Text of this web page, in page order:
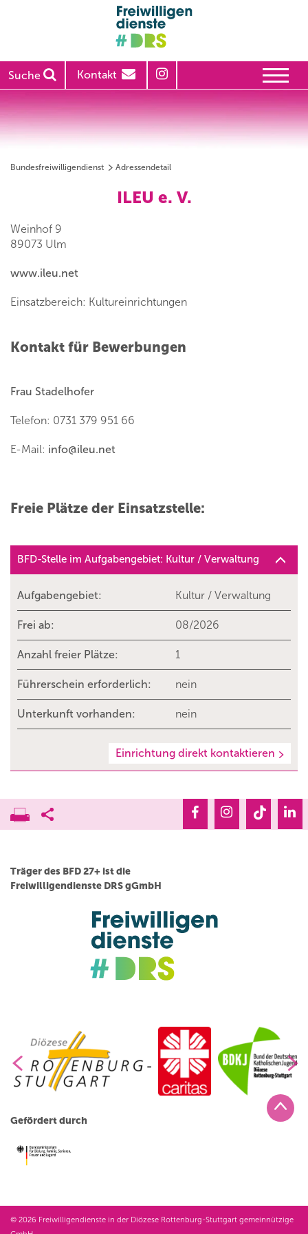
Suche Kontakt
Bundesfreiwilligendienst Adressendetail
ILEU e. V.
Weinhof 9
89073 Ulm
www.ileu.net
Einsatzbereich: Kultureinrichtungen
Kontakt für Bewerbungen
Frau Stadelhofer
Telefon: 0731 379 951 66
E-Mail: info@ileu.net
Freie Plätze der Einsatzstelle:
BFD-Stelle im Aufgabengebiet: Kultur / Verwaltung
Aufgabengebiet: Kultur / Verwaltung
Frei ab: 08/2026
Anzahl freier Plätze: 1
Führerschein erforderlich: nein
Unterkunft vorhanden: nein
Einrichtung direkt kontaktieren
Träger des BFD 27+ ist die
Freiwilligendienste DRS gGmbH
Gefördert durch
© 2026 Freiwilligendienste in der Diözese Rottenburg-Stuttgart gemeinnützige